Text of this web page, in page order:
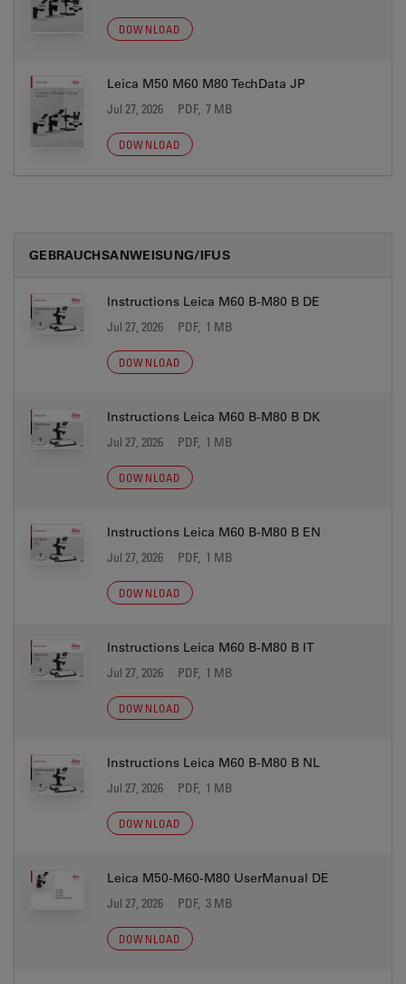
DOWNLOAD
Leica M50 M60 M80 TechData JP
Jul 27, 2026 PDF, 7 MB
DOWNLOAD
GEBRAUCHSANWEISUNG/IFUS
Instructions Leica M60 B-M80 B DE
Jul 27, 2026 PDF, 1 MB
DOWNLOAD
Instructions Leica M60 B-M80 B DK
Jul 27, 2026 PDF, 1 MB
DOWNLOAD
Instructions Leica M60 B-M80 B EN
Jul 27, 2026 PDF, 1 MB
DOWNLOAD
Instructions Leica M60 B-M80 B IT
Jul 27, 2026 PDF, 1 MB
DOWNLOAD
Instructions Leica M60 B-M80 B NL
Jul 27, 2026 PDF, 1 MB
DOWNLOAD
Leica M50-M60-M80 UserManual DE
Jul 27, 2026 PDF, 3 MB
DOWNLOAD